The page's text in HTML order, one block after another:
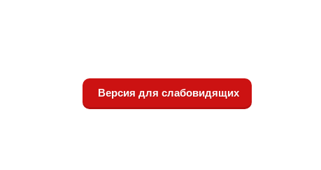
Версия для слабовидящих